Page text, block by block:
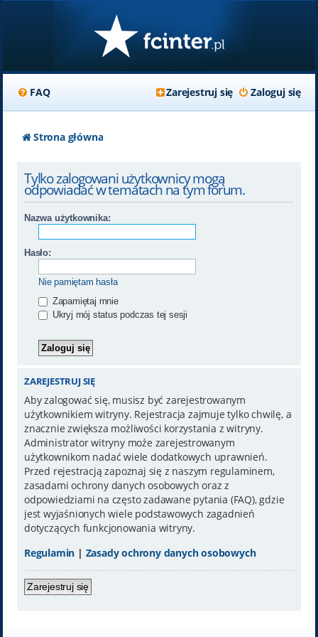
FAQ Zaloguj się
Zarejestruj się
Strona główna
Tylko zalogowani użytkownicy mogą
odpowiadać w tematach na tym forum.
Nazwa użytkownika:
Hasło:
Nie pamiętam hasła
Zapamiętaj mnie
Ukryj mój status podczas tej sesji
ZAREJESTRUJ SIĘ
Aby zalogować się, musisz być zarejestrowanym
użytkownikiem witryny. Rejestracja zajmuje tylko chwilę, a
znacznie zwiększa możliwości korzystania z witryny.
Administrator witryny może zarejestrowanym
użytkownikom nadać wiele dodatkowych uprawnień.
Przed rejestracją zapoznaj się z naszym regulaminem,
zasadami ochrony danych osobowych oraz z
odpowiedziami na często zadawane pytania (FAQ), gdzie
jest wyjaśnionych wiele podstawowych zagadnień
dotyczących funkcjonowania witryny.
Regulamin | Zasady ochrony danych osobowych
Zarejestruj się